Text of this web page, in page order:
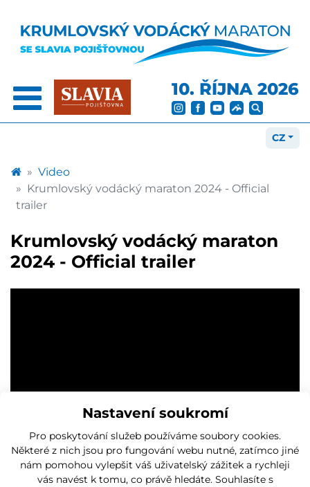
Nastavení soukromí
Pro poskytování služeb používáme soubory cookies.
Některé z nich jsou pro fungování webu nutné, zatímco jiné
nám pomohou vylepšit váš uživatelský zážitek a rychleji
vás navést k tomu, co právě hledáte. Souhlasíte s
10. ŘÍJNA 2026
CZ
Video
Krumlovský vodácký maraton 2024 - Official
trailer
Krumlovský vodácký maraton
2024 - Official trailer